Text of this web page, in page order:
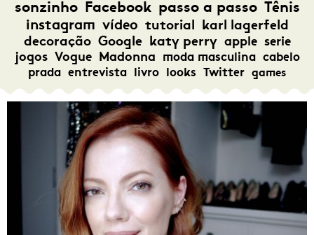
sonzinho Facebook passo a passo Tênis
instagram vídeo tutorial karl lagerfeld
decoração Google katy perry apple serie
jogos Vogue Madonna moda masculina cabelo
prada entrevista livro looks Twitter games